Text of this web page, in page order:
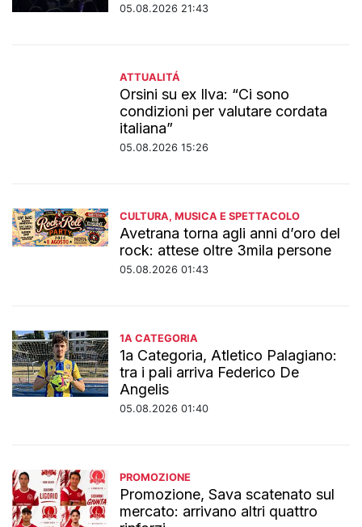
05.08.2026 21:43
ATTUALITÁ
Orsini su ex Ilva: “Ci sono
condizioni per valutare cordata
italiana”
05.08.2026 15:26
CULTURA, MUSICA E SPETTACOLO
Avetrana torna agli anni d’oro del
rock: attese oltre 3mila persone
05.08.2026 01:43
1A CATEGORIA
1a Categoria, Atletico Palagiano:
tra i pali arriva Federico De
Angelis
05.08.2026 01:40
PROMOZIONE
Promozione, Sava scatenato sul
mercato: arrivano altri quattro